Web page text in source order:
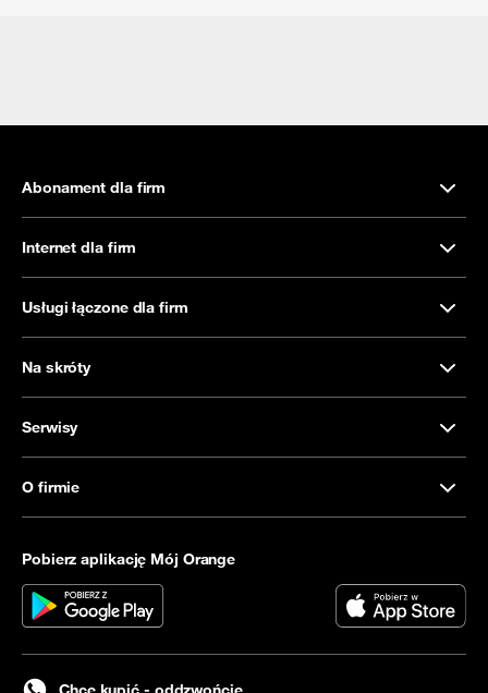
Abonament dla firm
Internet dla firm
Usługi łączone dla firm
Na skróty
Serwisy
O firmie
Pobierz aplikację Mój Orange